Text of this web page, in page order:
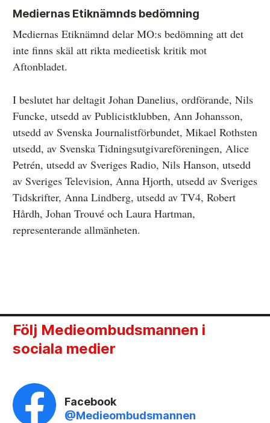
Mediernas Etiknämnds bedömning
Mediernas Etiknämnd delar MO:s bedömning att det
inte finns skäl att rikta medieetisk kritik mot
Aftonbladet.
I beslutet har deltagit Johan Danelius, ordförande, Nils
Funcke, utsedd av Publicistklubben, Ann Johansson,
utsedd av Svenska Journalistförbundet, Mikael Rothsten
utsedd, av Svenska Tidningsutgivareföreningen, Alice
Petrén, utsedd av Sveriges Radio, Nils Hanson, utsedd
av Sveriges Television, Anna Hjorth, utsedd av Sveriges
Tidskrifter, Anna Lindberg, utsedd av TV4, Robert
Hårdh, Johan Trouvé och Laura Hartman,
representerande allmänheten.
Följ Medieombudsmannen i
sociala medier
Facebook
@Medieombudsmannen